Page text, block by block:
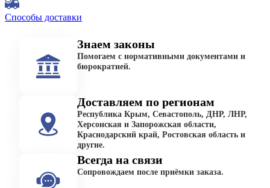
Способы доставки
Знаем законы
Помогаем с нормативными документами и
бюрократией.
Доставляем по регионам
Республика Крым, Севастополь, ДНР, ЛНР,
Херсонская и Запорожская области,
Краснодарский край, Ростовская область и
другие.
Всегда на связи
Сопровождаем после приёмки заказа.